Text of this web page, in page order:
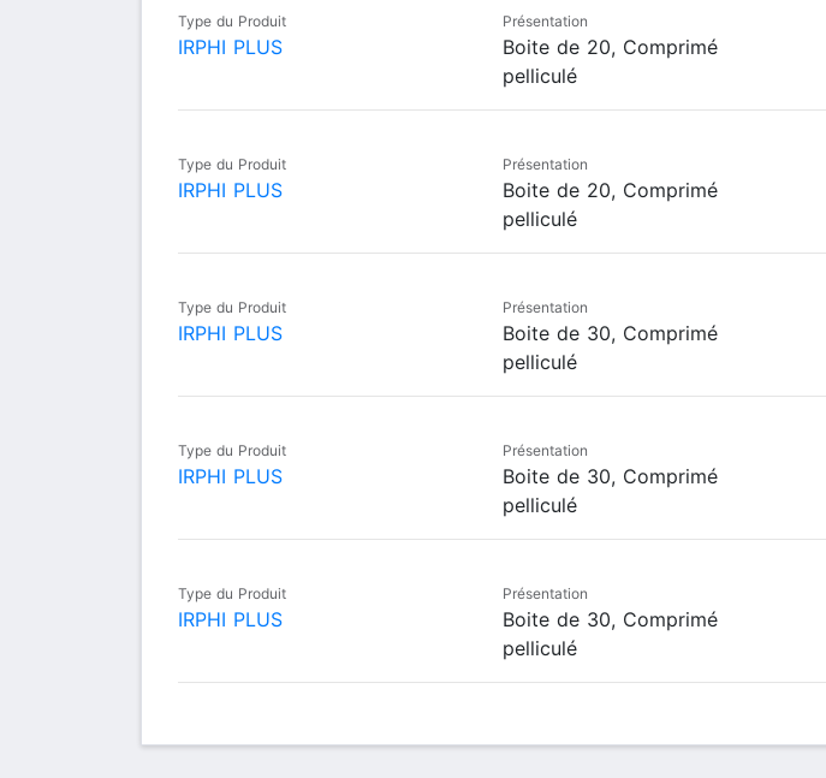
Type du Produit
IRPHI PLUS
Présentation
Boite de 20, Comprimé
pelliculé
Type du Produit
IRPHI PLUS
Présentation
Boite de 20, Comprimé
pelliculé
Type du Produit
IRPHI PLUS
Présentation
Boite de 30, Comprimé
pelliculé
Type du Produit
IRPHI PLUS
Présentation
Boite de 30, Comprimé
pelliculé
Type du Produit
IRPHI PLUS
Présentation
Boite de 30, Comprimé
pelliculé